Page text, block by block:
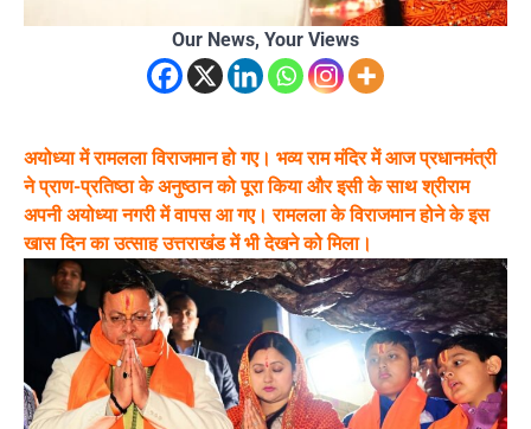
Our News, Your Views
अयोध्या में रामलला विराजमान हो गए। भव्य राम मंदिर में आज प्रधानमंत्री
ने प्राण-प्रतिष्ठा के अनुष्ठान को पूरा किया और इसी के साथ श्रीराम
अपनी अयोध्या नगरी में वापस आ गए। रामलला के विराजमान होने के इस
खास दिन का उत्साह उत्तराखंड में भी देखने को मिला।